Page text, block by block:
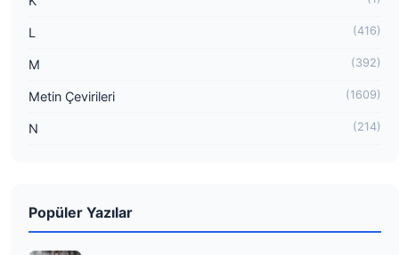
L (416)
M (392)
Metin Çevirileri (1609)
N (214)
Popüler Yazılar